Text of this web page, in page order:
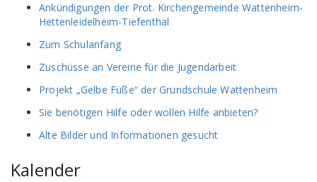
Ankündigungen der Prot. Kirchengemeinde Wattenheim-
Hettenleidelheim-Tiefenthal
Zum Schulanfang
Zuschüsse an Vereine für die Jugendarbeit
Projekt „Gelbe Füße“ der Grundschule Wattenheim
Sie benötigen Hilfe oder wollen Hilfe anbieten?
Alte Bilder und Informationen gesucht
Kalender